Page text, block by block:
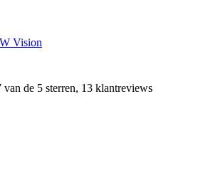
Vision
van de 5 sterren, 13 klantreviews